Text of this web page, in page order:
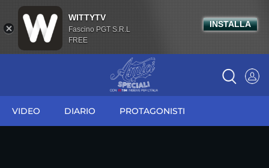
VIDEO DIARIO PROTAGONISTI
WITTYTV
Fascino PGT S.R.L
FREE
INSTALLA